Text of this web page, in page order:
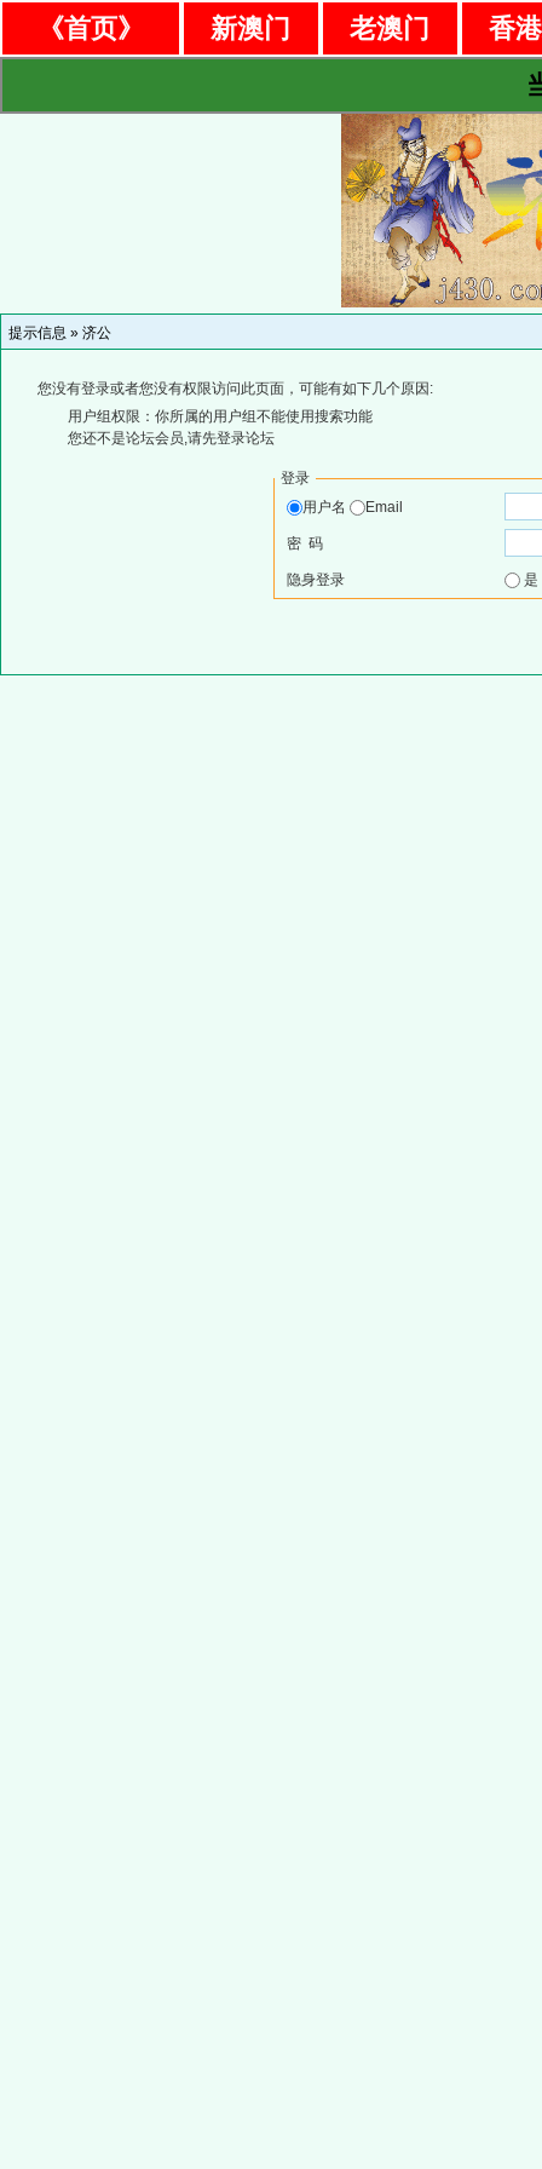
《首页》 新澳门 老澳门
香
提示信息 » 济公
您没有登录或者您没有权限访问此页面，可能有如下几个原因:
用户组权限：你所属的用户组不能使用搜索功能
您还不是论坛会员,请先登录论坛
登录
用户名
Email
密 码
隐身登录